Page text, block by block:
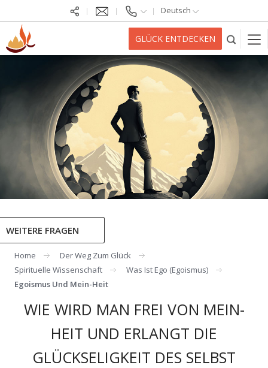
Deutsch
GLÜCK ENTDECKEN
WEITERE FRAGEN
Home
Der Weg Zum Glück
Spirituelle Wissenschaft
Was Ist Ego (egoismus)
Egoismus Und Mein-Heit
WIE WIRD MAN FREI VON MEIN-
HEIT UND ERLANGT DIE
GLÜCKSELIGKEIT DES SELBST